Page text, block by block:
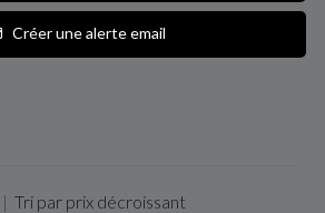
Créer une alerte email
| Tri par prix décroissant